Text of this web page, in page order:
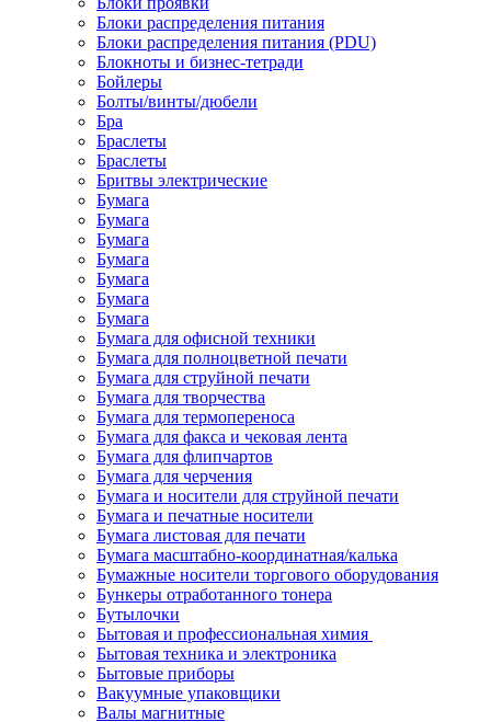
Блоки распределения питания
Блоки распределения питания (PDU)
Блокноты и бизнес-тетради
Бойлеры
Болты/винты/дюбели
Бра
Браслеты
Браслеты
Бритвы электрические
Бумага
Бумага
Бумага
Бумага
Бумага
Бумага
Бумага
Бумага для офисной техники
Бумага для полноцветной печати
Бумага для струйной печати
Бумага для творчества
Бумага для термопереноса
Бумага для факса и чековая лента
Бумага для флипчартов
Бумага для черчения
Бумага и носители для струйной печати
Бумага и печатные носители
Бумага листовая для печати
Бумага масштабно-координатная/калька
Бумажные носители торгового оборудования
Бункеры отработанного тонера
Бутылочки
Бытовая и профессиональная химия
Бытовая техника и электроника
Бытовые приборы
Вакуумные упаковщики
Валы магнитные